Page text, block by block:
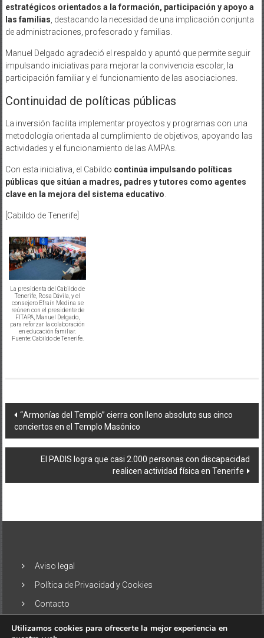
estratégicos orientados a la formación, participación y apoyo a
las familias , destacando la necesidad de una implicación conjunta
de administraciones, profesorado y familias.
Manuel Delgado agradeció el respaldo y apuntó que permite seguir
impulsando iniciativas para mejorar la convivencia escolar, la
participación familiar y el funcionamiento de las asociaciones.
Continuidad de políticas públicas
La inversión facilita implementar proyectos y programas con una
metodología orientada al cumplimiento de objetivos, apoyando las
actividades y el funcionamiento de las AMPAs.
Con esta iniciativa, el Cabildo continúa impulsando políticas
públicas que sitúan a madres, padres y tutores como agentes
clave en la mejora del sistema educativo
[Cabildo de Tenerife]
La presidenta del Cabildo de
Tenerife, Rosa Dávila, y el
consejero Efraín Medina se
reúnen con el presidente de
FITAPA, Manuel Delgado,
para reforzar la colaboración
en educación familiar.
Fuente: Cabildo de Tenerife.
Navegación
de
entradas
“Armonías del Templo” cierra con lleno absoluto sus cinco
conciertos en el Templo Masónico
El PADIS logra que casi 2.000 personas con discapacidad
realicen actividad física en Tenerife
Aviso legal
Política de Privacidad y Cookies
Contacto
Utilizamos cookies para ofrecerte la mejor experiencia en